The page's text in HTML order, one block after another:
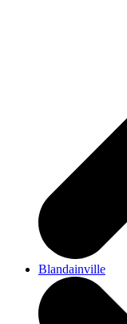
Blandainville